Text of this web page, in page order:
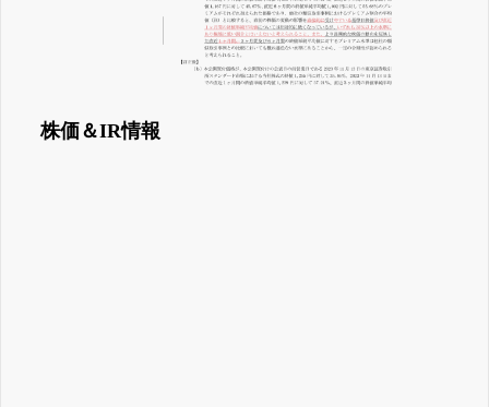
株価＆IR情報